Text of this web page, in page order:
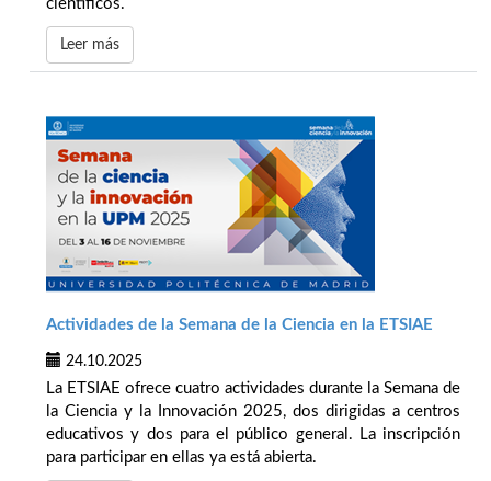
científicos.
Leer más
Actividades de la Semana de la Ciencia en la ETSIAE
24.10.2025
La ETSIAE ofrece cuatro actividades durante la Semana de
la Ciencia y la Innovación 2025, dos dirigidas a centros
educativos y dos para el público general. La inscripción
para participar en ellas ya está abierta.